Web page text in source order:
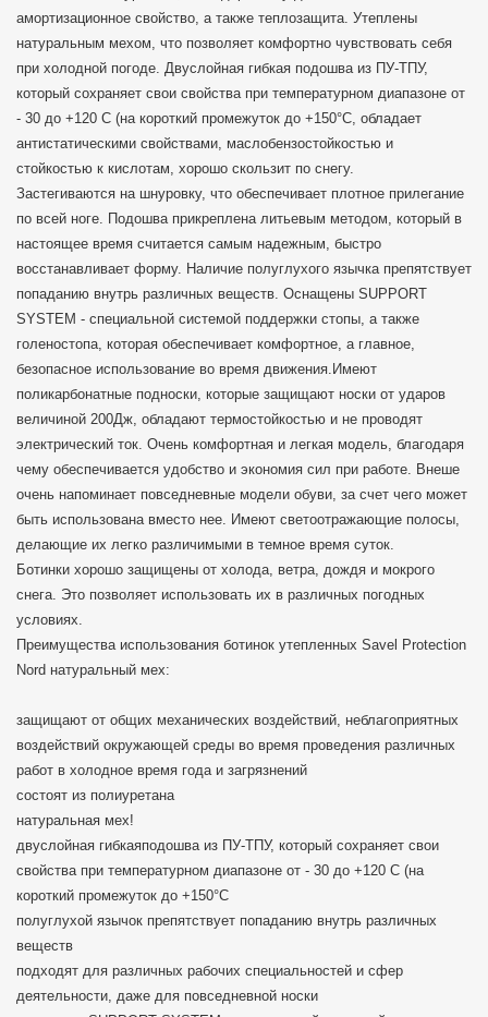
амортизационное свойство, а также теплозащита. Утеплены
натуральным мехом, что позволяет комфортно чувствовать себя
при холодной погоде. Двуслойная гибкая подошва из ПУ-ТПУ,
который сохраняет свои свойства при температурном диапазоне от
- 30 до +120 С (на короткий промежуток до +150°С, обладает
антистатическими свойствами, маслобензостойкостью и
стойкостью к кислотам, хорошо скользит по снегу.
Застегиваются на шнуровку, что обеспечивает плотное прилегание
по всей ноге. Подошва прикреплена литьевым методом, который в
настоящее время считается самым надежным, быстро
восстанавливает форму. Наличие полуглухого язычка препятствует
попаданию внутрь различных веществ. Оснащены SUPPORT
SYSTEM - специальной системой поддержки стопы, а также
голеностопа, которая обеспечивает комфортное, а главное,
безопасное использование во время движения.Имеют
поликарбонатные подноски, которые защищают носки от ударов
величиной 200Дж, обладают термостойкостью и не проводят
электрический ток. Очень комфортная и легкая модель, благодаря
чему обеспечивается удобство и экономия сил при работе. Внеше
очень напоминает повседневные модели обуви, за счет чего может
быть использована вместо нее. Имеют светоотражающие полосы,
делающие их легко различимыми в темное время суток.
Ботинки хорошо защищены от холода, ветра, дождя и мокрого
снега. Это позволяет использовать их в различных погодных
условиях.
Преимущества использования ботинок утепленных Savel Protection
Nord натуральный мех:
защищают от общих механических воздействий, неблагоприятных
воздействий окружающей среды во время проведения различных
работ в холодное время года и загрязнений
состоят из полиуретана
натуральная мех!
двуслойная гибкаяподошва из ПУ-ТПУ, который сохраняет свои
свойства при температурном диапазоне от - 30 до +120 С (на
короткий промежуток до +150°С
полуглухой язычок препятствует попаданию внутрь различных
веществ
подходят для различных рабочих специальностей и сфер
деятельности, даже для повседневной носки